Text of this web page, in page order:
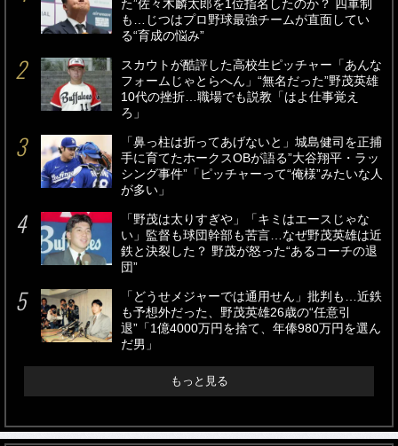
た”佐々木麟太郎を1位指名したのか？ 四軍制
も…じつはプロ野球最強チームが直面してい
る“育成の悩み”
スカウトが酷評した高校生ピッチャー「あんな
フォームじゃとらへん」“無名だった”野茂英雄
10代の挫折…職場でも説教「はよ仕事覚え
ろ」
「鼻っ柱は折ってあげないと」城島健司を正捕
手に育てたホークスOBが語る”大谷翔平・ラッ
シング事件”「ピッチャーって“俺様”みたいな人
が多い」
「野茂は太りすぎや」「キミはエースじゃな
い」監督も球団幹部も苦言…なぜ野茂英雄は近
鉄と決裂した？ 野茂が怒った“あるコーチの退
団”
「どうせメジャーでは通用せん」批判も…近鉄
も予想外だった、野茂英雄26歳の“任意引
退”「1億4000万円を捨て、年俸980万円を選ん
だ男」
もっと見る